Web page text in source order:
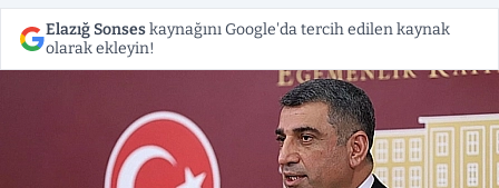
Elazığ Sonseskaynağını Google'da tercih edilen kaynak
olarak ekleyin!